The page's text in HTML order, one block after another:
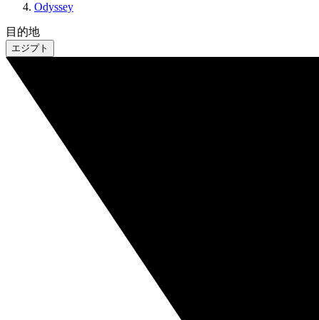
Odyssey
目的地
エジプト